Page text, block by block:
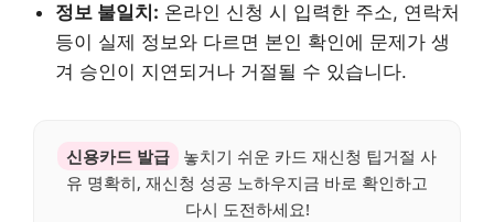
정보 불일치: 온라인 신청 시 입력한 주소, 연락처
등이 실제 정보와 다르면 본인 확인에 문제가 생
겨 승인이 지연되거나 거절될 수 있습니다.
신용카드 발급
놓치기 쉬운 카드 재신청 팁거절 사
유 명확히, 재신청 성공 노하우지금 바로 확인하고
다시 도전하세요!